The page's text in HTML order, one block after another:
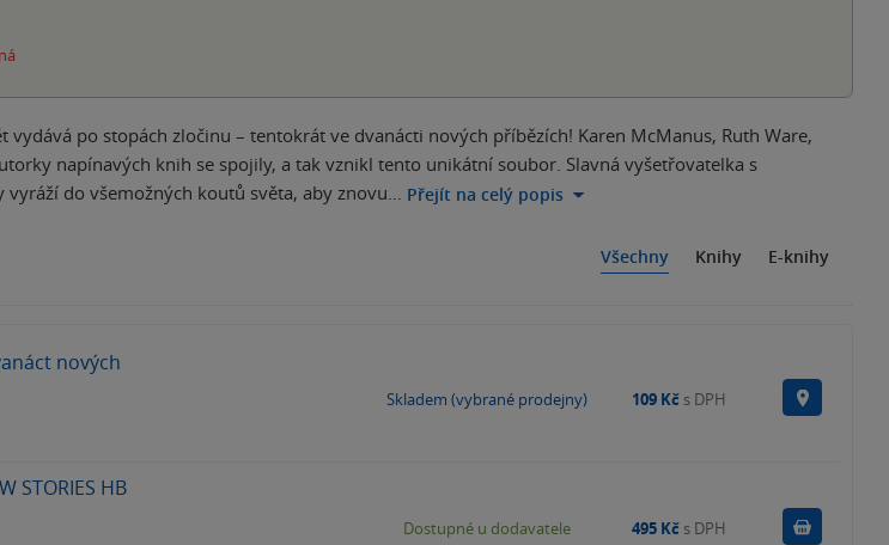
vydává po stopách zločinu – tentokrát ve dvanácti nových příbězích! Karen McManus, Ruth Ware,
napínavých knih se spojily, a tak vznikl tento unikátní soubor. Slavná vyšetřovatelka s
do všemožných koutů světa, aby znovu… Přejít na celý popis
Všechny Knihy E-knihy
nových
Skladem (vybrané prodejny) 109 Kč s DPH
STORIES HB
Dostupné u dodavatele 495 Kč s DPH